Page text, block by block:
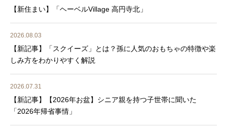
【新住まい】「ヘーベルVillage 高円寺北」
2026.08.03
【新記事】「スクイーズ」とは？孫に人気のおもちゃの特徴や楽
しみ方をわかりやすく解説
2026.07.31
【新記事】【2026年お盆】シニア親を持つ子世帯に聞いた
「2026年帰省事情」